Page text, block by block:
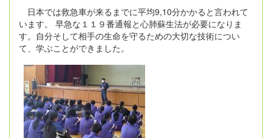
日本では救急車が来るまでに平均9,10分かかると言われて
います。 早急な１１９番通報と心肺蘇生法が必要になりま
す。自分そして相手の生命を守るための大切な技術につい
て、学ぶことができました。